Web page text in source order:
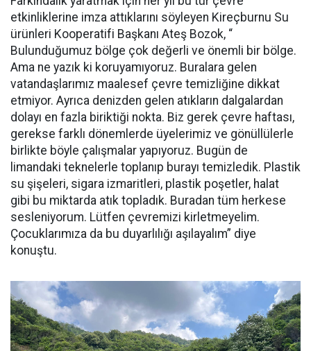
etkinliklerine imza attıklarını söyleyen Kireçburnu Su
ürünleri Kooperatifi Başkanı Ateş Bozok, “
Bulunduğumuz bölge çok değerli ve önemli bir bölge.
Ama ne yazık ki koruyamıyoruz. Buralara gelen
vatandaşlarımız maalesef çevre temizliğine dikkat
etmiyor. Ayrıca denizden gelen atıkların dalgalardan
dolayı en fazla biriktiği nokta. Biz gerek çevre haftası,
gerekse farklı dönemlerde üyelerimiz ve gönüllülerle
birlikte böyle çalışmalar yapıyoruz. Bugün de
limandaki teknelerle toplanıp burayı temizledik. Plastik
su şişeleri, sigara izmaritleri, plastik poşetler, halat
gibi bu miktarda atık topladık. Buradan tüm herkese
sesleniyorum. Lütfen çevremizi kirletmeyelim.
Çocuklarımıza da bu duyarlılığı aşılayalım” diye
konuştu.